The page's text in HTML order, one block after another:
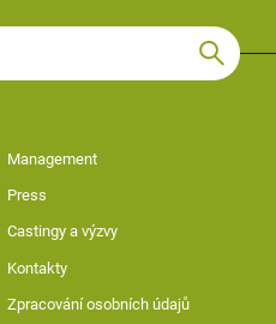
Management
Press
Castingy a výzvy
Kontakty
Zpracování osobních údajů